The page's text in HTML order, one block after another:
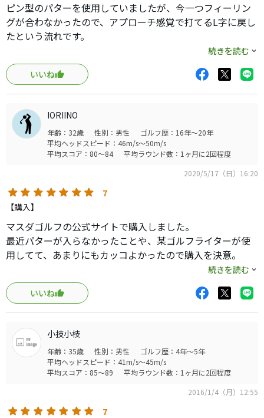
ピン型のパターを使用していましたが、今一つフィーリン
グが合わなかったので、アプローチ感覚で打てるL字に戻し
たという流れです。
これまでパターフィッティングでも重心高めが向いている
という結果も踏まえて、ネック長めのL字を何本か転がして
みてMasdagolf Type-Lに決定。
以下、項目ごとの評価です。
【構えやすさ】ターゲットに真っすぐ構えやすいです。座
りも良いです。
【方向性】油断をすると右に抜けますし、それを意識しす
たら狙ったところに転がせるようになりました。
【打感】軟鉄特有の柔らかい打感で最高です。毎日転がし
ていられるのもこの打感の影響が大きいです。
【やさしさ】ハッキリ言って難しいと思います。ストロー
クがL字が向きで且つ、安定している人は使いやすいのでは
ないでしょうか。
【見た目・デザイン】TheL字といった見た目で、派手さは
有りませんが美しい作りです。PVD加工してあるので仕上が
りも綺麗です。
性で打つパターや低重心のパターはことごとく合いません
でした。L字はスコアに直結しずらいと仰る方も多いです
が、一度トライしてもらいたい一品です。少なくとも感覚
は磨かれると思います。このパターはとても難しいです
が、打感が良く転がしてて楽しいですし、見た目も綺麗で
とても大好きです。
続きを読む
いいね
IORIINO
年齢：32歳 性別：男性
ゴルフ歴：16年～20年
平均ヘッドスピード：46m/s～50m/s
平均スコア：80～84
平均ラウンド数：1ヶ月に2回程度
2020/5/17（日）16:20
7
【購入】
マスダゴルフの公式サイトで購入しました。
最近パターが入らなかったことや、某ゴルフライターが使
用してて、あまりにもカッコよかったので購入を決意。
シャフトは33インチを選択しました。前作よりヘッドが重
くなったとの事ですが、その影響もあるのか、非常にスム
ーズにストローク出来ます。
L字の為、真っ直ぐ打ち出すのが難しいのかなぁ？と思って
いましたが、思ったよりシビアさもなく、良い感じです。
エースパターとして使用していきます！
続きを読む
いいね
小技小枝
年齢：35歳 性別：男性
ゴルフ歴：4年～5年
平均ヘッドスピード：41m/s～45m/s
平均スコア：85～89
平均ラウンド数：1ヶ月に2回程度
2016/1/4（月）12:55
7